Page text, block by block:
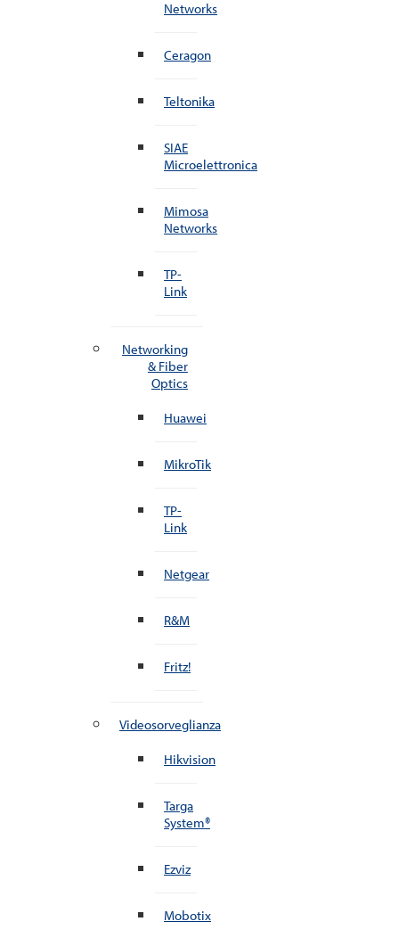
Networks
Ceragon
Teltonika
SIAE
Microelettronica
Mimosa
Networks
TP-
Link
Networking
& Fiber
Optics
Huawei
MikroTik
TP-
Link
Netgear
R&M
Fritz!
Videosorveglianza
Hikvision
Targa
System®
Ezviz
Mobotix